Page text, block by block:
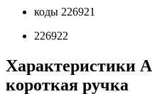
коды 226921
226922
Характеристики
короткая ручка